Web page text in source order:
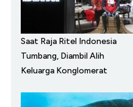
Saat Raja Ritel Indonesia
Tumbang, Diambil Alih
Keluarga Konglomerat